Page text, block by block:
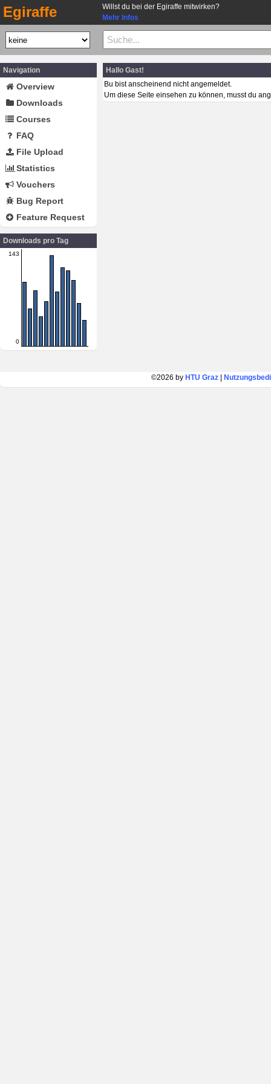
Egiraffe
Willst du bei der Egiraffe mitwirken?
Mehr Infos
Navigation
Overview
Downloads
Courses
FAQ
File Upload
Statistics
Vouchers
Bug Report
Feature Request
Downloads pro Tag
143
0
Hallo Gast!
Bu bist anscheinend nicht angemeldet.
Um diese Seite einsehen zu können, musst du
©2026 by HTU Graz|